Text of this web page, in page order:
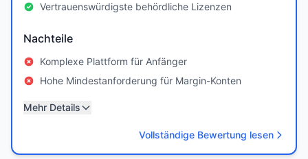
Vertrauenswürdigste behördliche Lizenzen
Nachteile
Komplexe Plattform für Anfänger
Hohe Mindestanforderung für Margin-Konten
Mehr Details
Vollständige Bewertung lesen